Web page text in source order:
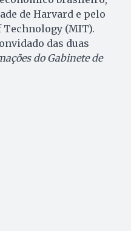
de Harvard e pelo
(MIT).
das duas
do Gabinete de